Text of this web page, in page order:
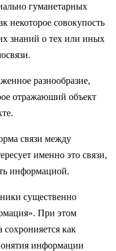
гуманетарных
некоторое совокупость
знаний о тех или иных
разнообразие,
отражаюший объект
связи между
именно это связи,
информациой.
существенно
При этом
как
информации